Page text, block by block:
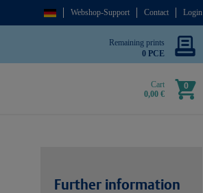
Webshop-Support Contact Login
Remaining prints
0 PCE
Cart
0,00 €
0
Further information